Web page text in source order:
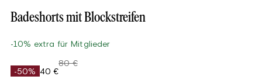
Badeshorts mit Blockstreifen
-10% extra für Mitglieder
-50% 40 €
80 €